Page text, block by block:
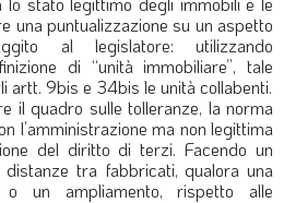
una puntualizzazione su un aspetto
al legislatore: utilizzando
di “unità immobiliare”, tale
artt. 9bis e 34bis le unità collabenti.
il quadro sulle tolleranze, la norma
l’amministrazione ma non legittima
del diritto di terzi. Facendo un
tra fabbricati, qualora una
o un ampliamento, rispetto alle